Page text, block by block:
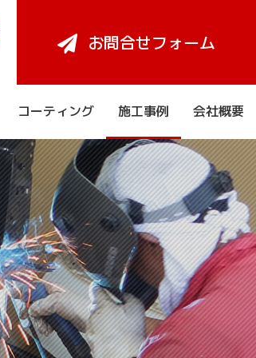
お問合せフォーム
コーティング 施工事例 会社概要